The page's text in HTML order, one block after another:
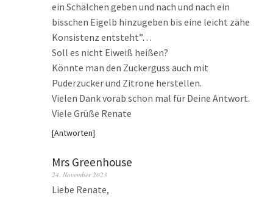
ein Schälchen geben und nach und nach ein
bisschen Eigelb hinzugeben bis eine leicht zähe
Konsistenz entsteht”…
Soll es nicht Eiweiß heißen?
Könnte man den Zuckerguss auch mit
Puderzucker und Zitrone herstellen.
Vielen Dank vorab schon mal für Deine Antwort.
Viele Grüße Renate
Antworten
Mrs Greenhouse
24. November 2023
Liebe Renate,